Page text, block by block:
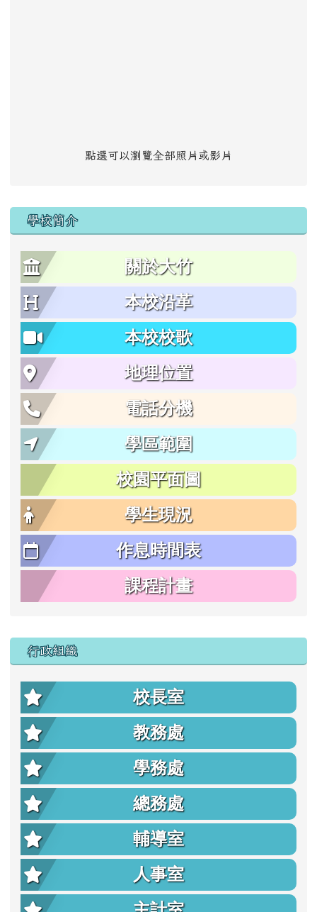
點選可以瀏覽全部照片或影片
學校簡介
關於大竹
本校沿革
本校校歌
地理位置
電話分機
學區範圍
校園平面圖
學生現況
作息時間表
課程計畫
行政組織
校長室
教務處
學務處
總務處
輔導室
人事室